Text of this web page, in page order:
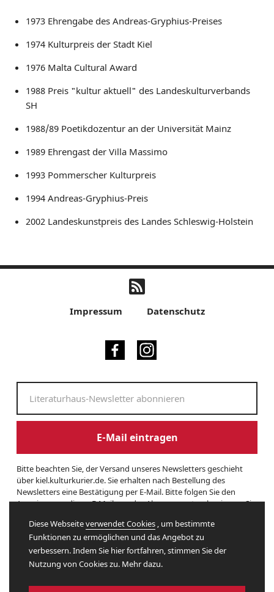
1973 Ehrengabe des Andreas-Gryphius-Preises
1974 Kulturpreis der Stadt Kiel
1976 Malta Cultural Award
1988 Preis "kultur aktuell" des Landeskulturverbands
SH
1988/89 Poetikdozentur an der Universität Mainz
1989 Ehrengast der Villa Massimo
1993 Pommerscher Kulturpreis
1994 Andreas-Gryphius-Preis
2002 Landeskunstpreis des Landes Schleswig-Holstein
Impressum Datenschutz
E-Mail eintragen
Bitte beachten Sie, der Versand unseres Newsletters geschieht
über kiel.kulturkurier.de. Sie erhalten nach Bestellung des
Newsletters eine Bestätigung per E-Mail. Bitte folgen Sie den
Anweisungen dieser E-Mail, um das Abonnement zu beginnen. Sie
Ende eines Newsletters entsprechende Informationen. Und hier
finden Sie unsereDatenschutzerklärung.
Diese Webseiteverwendet Cookies , um bestimmte
Funktionen zu ermöglichen und das Angebot zu
verbessern. Indem Sie hier fortfahren, stimmen Sie der
Nutzung von Cookies zu. Mehr dazu.